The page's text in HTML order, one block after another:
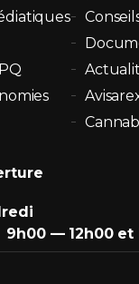
9h00 — 12h00 et